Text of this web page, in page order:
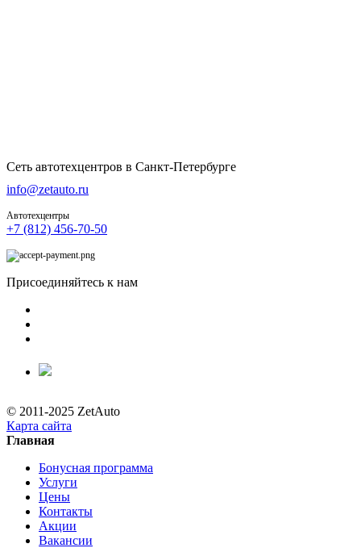
Сеть автотехцентров в Санкт-Петербурге
info@zetauto.ru
Автотехцентры
+7 (812) 456-70-50
Присоединяйтесь к нам
© 2011-2025 ZetAuto
Карта сайта
Главная
Бонусная программа
Услуги
Цены
Контакты
Акции
Вакансии